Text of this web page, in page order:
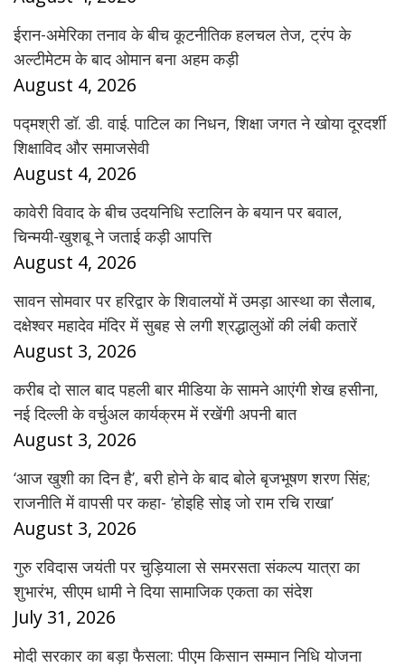
ईरान-अमेरिका तनाव के बीच कूटनीतिक हलचल तेज, ट्रंप के
अल्टीमेटम के बाद ओमान बना अहम कड़ी
August 4, 2026
पद्मश्री डॉ. डी. वाई. पाटिल का निधन, शिक्षा जगत ने खोया दूरदर्शी
शिक्षाविद और समाजसेवी
August 4, 2026
कावेरी विवाद के बीच उदयनिधि स्टालिन के बयान पर बवाल,
चिन्मयी-खुशबू ने जताई कड़ी आपत्ति
August 4, 2026
सावन सोमवार पर हरिद्वार के शिवालयों में उमड़ा आस्था का सैलाब,
दक्षेश्वर महादेव मंदिर में सुबह से लगी श्रद्धालुओं की लंबी कतारें
August 3, 2026
करीब दो साल बाद पहली बार मीडिया के सामने आएंगी शेख हसीना,
नई दिल्ली के वर्चुअल कार्यक्रम में रखेंगी अपनी बात
August 3, 2026
‘आज खुशी का दिन है’, बरी होने के बाद बोले बृजभूषण शरण सिंह;
राजनीति में वापसी पर कहा- ‘होइहि सोइ जो राम रचि राखा’
August 3, 2026
गुरु रविदास जयंती पर चुड़ियाला से समरसता संकल्प यात्रा का
शुभारंभ, सीएम धामी ने दिया सामाजिक एकता का संदेश
July 31, 2026
मोदी सरकार का बड़ा फैसला: पीएम किसान सम्मान निधि योजना